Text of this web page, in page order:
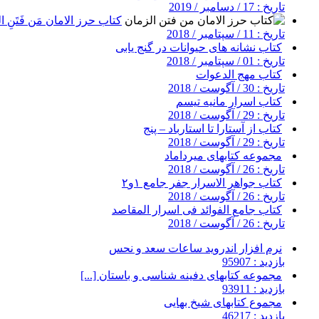
تاریخ : 17 / دسامبر / 2019
کتاب حرز الامان مَن فَتَنِ
تاریخ : 11 / سپتامبر / 2018
کتاب نشانه های حیوانات در گنج یابی
تاریخ : 01 / سپتامبر / 2018
کتاب مهج الدعوات
تاریخ : 30 / آگوست / 2018
کتاب اسرار مانیه تیسم
تاریخ : 29 / آگوست / 2018
کتاب از آستارا تا استارباد – پنج
تاریخ : 29 / آگوست / 2018
مجموعه کتابهای میرداماد
تاریخ : 26 / آگوست / 2018
کتاب جواهر الاسرار جفر جامع ۱و۲
تاریخ : 26 / آگوست / 2018
کتاب جامع الفوائد فی اسرار المقاصد
تاریخ : 26 / آگوست / 2018
نرم افزار اندروید ساعات سعد و نحس
بازدید : 95907
مجموعه کتابهای دفینه شناسی و باستان [...]
بازدید : 93911
مجموع کتابهای شیخ بهایی
بازدید : 46217